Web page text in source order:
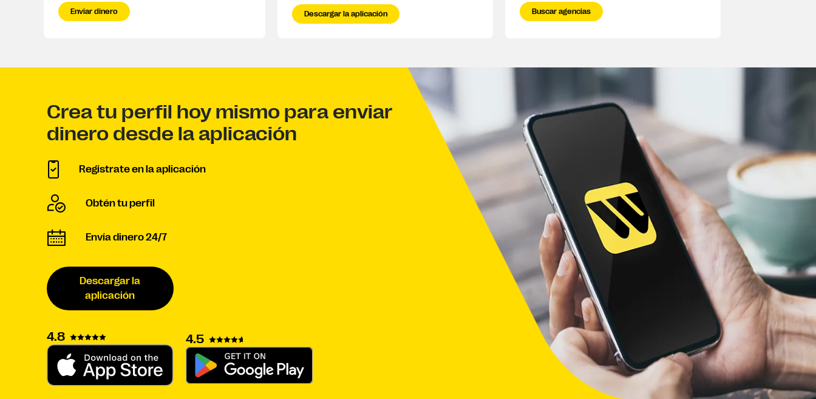
Enviar dinero Descargar la aplicación Buscar agencias
Crea tu perfil hoy mismo para enviar
dinero desde la aplicación
Regístrate en la aplicación
Obtén tu perfil
Envía dinero 24/7
Descargar la
aplicación
4.8 4.5